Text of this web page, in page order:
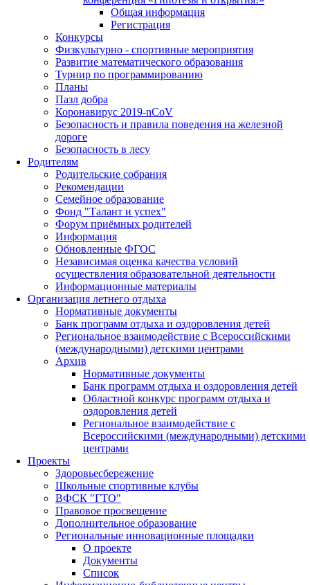
Общая информация
Регистрация
Конкурсы
Физкультурно - спортивные мероприятия
Развитие математического образования
Турнир по программированию
Планы
Пазл добра
Коронавирус 2019-nCoV
Безопасность и правила поведения на железной
дороге
Безопасность в лесу
Родителям
Родительские собрания
Рекомендации
Семейное образование
Фонд "Талант и успех"
Форум приёмных родителей
Информация
Обновленные ФГОС
Независимая оценка качества условий
осуществления образовательной деятельности
Информационные материалы
Организация летнего отдыха
Нормативные документы
Банк программ отдыха и оздоровления детей
Региональное взаимодействие с Всероссийскими
(международными) детскими центрами
Архив
Нормативные документы
Банк программ отдыха и оздоровления детей
Областной конкурс программ отдыха и
оздоровления детей
Региональное взаимодействие с
Всероссийскими (международными) детскими
центрами
Проекты
Здоровьесбережение
Школьные спортивные клубы
ВФСК "ГТО"
Правовое просвещение
Дополнительное образование
Региональные инновационные площадки
О проекте
Документы
Список